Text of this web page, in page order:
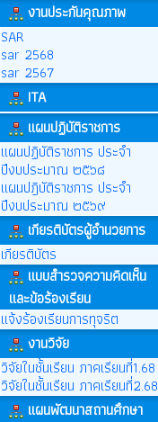
งานประกันคุณภาพ
SAR
sar 2568
sar 2567
ITA
แผนปฏิบัติราชการ
แผนปฏิบัติราชการ ประจำ
ปีงบประมาณ ๒๕๖๘
แผนปฎิบัติราชการ ประจำ
ปีงบประมาณ ๒๕๖๙
เกียรติบัตรผู้อำนวยการ
เกียรติบัตร
แบบสำรวจความคิดเห็น
และข้อร้องเรียน
แจ้งร้องเรียนการทุจริต
งานวิจัย
วิจัยในชั้นเรียน ภาคเรียนที่1.68
วิจัยในชั้นเรียน ภาคเรียนที่2.68
แผนพัฒนาสถานศึกษา